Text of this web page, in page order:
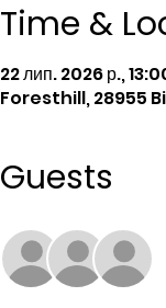
Time &
22 лип. 2026 р.,
Foresthill, 28955
Guests